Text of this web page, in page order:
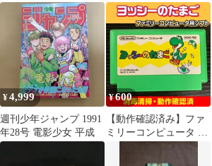
たまご ドンキーコング
Jr など
ッピー カセット
¥4,999
週刊少年ジャンプ 1991
年28号 電影少女 平成
¥600
【動作確認済み】ファ
ミリーコンピュータ ヨ
ッシーのたまご ファミ
コン 消毒清掃済み 使用